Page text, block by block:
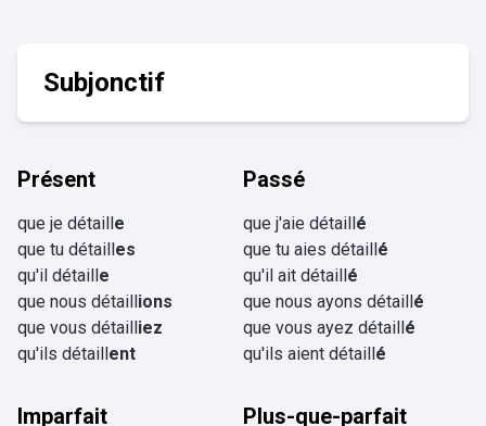
Subjonctif
Présent
que je détaille
que tu détailles
qu'il détaille
que nous détaillions
que vous détailliez
qu'ils détaillent
Passé
que j'aie détaillé
que tu aies détaillé
qu'il ait détaillé
que nous ayons détaillé
que vous ayez détaillé
qu'ils aient détaillé
Imparfait Plus-que-parfait